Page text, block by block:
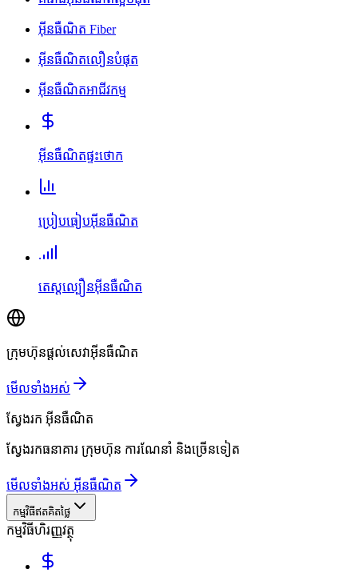
អ៊ីនធឺណិត Fiber
អ៊ីនធឺណិតលឿនបំផុត
អ៊ីនធឺណិតអាជីវកម្ម
អ៊ីនធឺណិតផ្ទះថោក
ប្រៀបធៀបអ៊ីនធឺណិត
តេស្តល្បឿនអ៊ីនធឺណិត
ក្រុមហ៊ុនផ្តល់សេវាអ៊ីនធឺណិត
មើលទាំងអស់
ស្វែងរក អ៊ីនធឺណិត
ស្វែងរកធនាគារ ក្រុមហ៊ុន ការណែនាំ និងច្រើនទៀត
មើលទាំងអស់ អ៊ីនធឺណិត
កម្មវិធីឥតគិតថ្លៃ
កម្មវិធីហិរញ្ញវត្ថុ